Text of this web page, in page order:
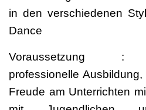
in den verschiedenen
Dance
Voraussetzung :
professionelle
Freude am Unterrichten